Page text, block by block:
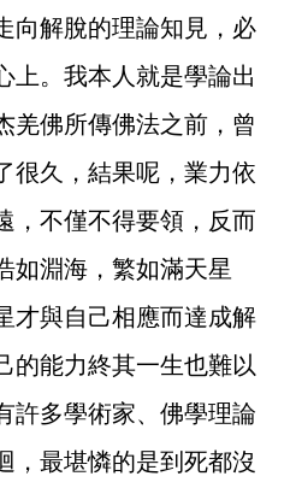
向解脫的理論知見，必
上。我本人就是學論出
羌佛所傳佛法之前，曾
很久，結果呢，業力依
，不僅不得要領，反而
如淵海，繁如滿天星
才與自己相應而達成解
的能力終其一生也難以
許多學術家、佛學理論
，最堪憐的是到死都沒